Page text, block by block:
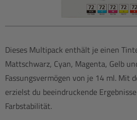
Dieses Multipack enthält je einen
Mattschwarz, Cyan, Magenta, Gelb
Fassungsvermögen von je 14 ml. Mit
erzielst du beeindruckende
Farbstabilität.